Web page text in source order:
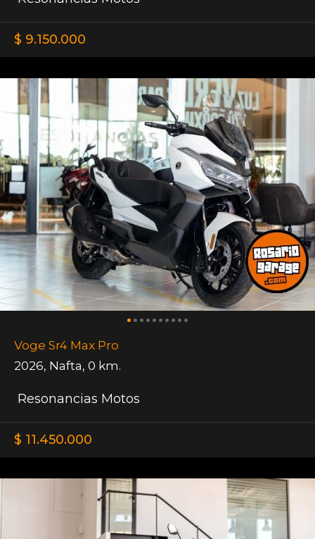
$ 9.150.000
Voge Sr4 Max Pro
2026, Nafta, 0 km.
Resonancias Motos
$ 11.450.000